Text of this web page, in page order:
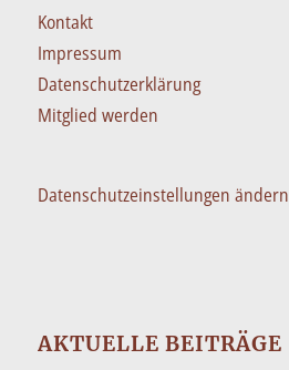
Kontakt
Impressum
Datenschutzerklärung
Mitglied werden
Datenschutzeinstellungen ändern
AKTUELLE BEITRÄGE